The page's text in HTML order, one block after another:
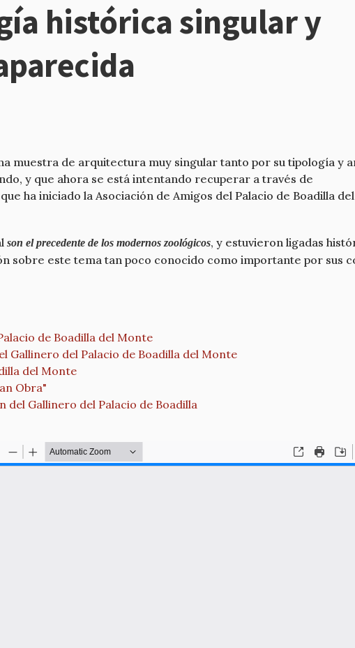
histórica singular y
muestra de arquitectura muy singular tanto por su tipología y
y que ahora se está intentando recuperar a través de
que ha iniciado la Asociación de Amigos del Palacio de Boadilla
son el precedente de los modernos zoológicos, y estuvieron ligadas
sobre este tema tan poco conocido como importante por sus
de Boadilla del Monte
del Palacio de Boadilla del Monte
del Monte
Obra"
del Gallinero del Palacio de Boadilla